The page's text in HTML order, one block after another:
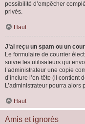
possibilité d’empêcher
privés.
Haut
J’ai reçu un spam ou un
Le formulaire de courrier
suivre les utilisateurs qui
l’administrateur une copie
d’inclure l’en-tête (il contient
L’administrateur pourra
Haut
Amis et ignorés